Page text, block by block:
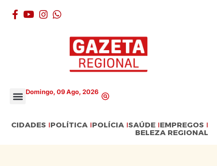
Domingo, 09 Ago, 2026
CIDADES POLÍTICA POLÍCIA SAÚDE EMPREGOS
BELEZA REGIONAL